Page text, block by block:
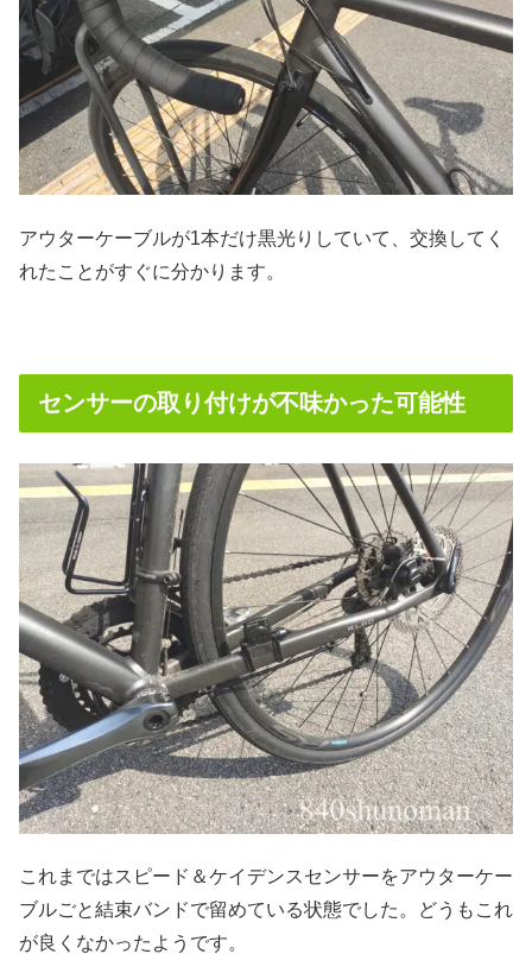
アウターケーブルが1本だけ黒光りしていて、交換してく
れたことがすぐに分かります。
センサーの取り付けが不味かった可能性
これまではスピード＆ケイデンスセンサーをアウターケー
ブルごと結束バンドで留めている状態でした。どうもこれ
が良くなかったようです。